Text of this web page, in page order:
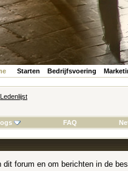
Starten Bedrijfsvoering
Ledenlijst
FAQ
dit forum en om berichten in de